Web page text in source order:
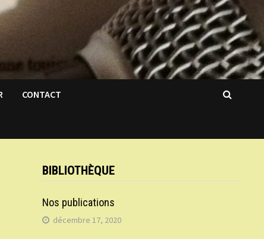
CONTACT
BIBLIOTHÈQUE
Nos publications
décembre 17, 2020